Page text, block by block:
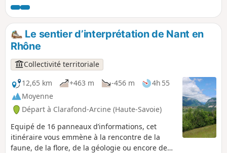
Le sentier d’interprétation de Nant en
Rhône
Collectivité territoriale
12,65 km
+463 m -456 m
4h 55
Moyenne
Départ à Clarafond-Arcine (Haute-Savoie)
Equipé de 16 panneaux d’informations, cet
itinéraire vous emmène à la rencontre de la
faune, de la flore, de la géologie ou encore de